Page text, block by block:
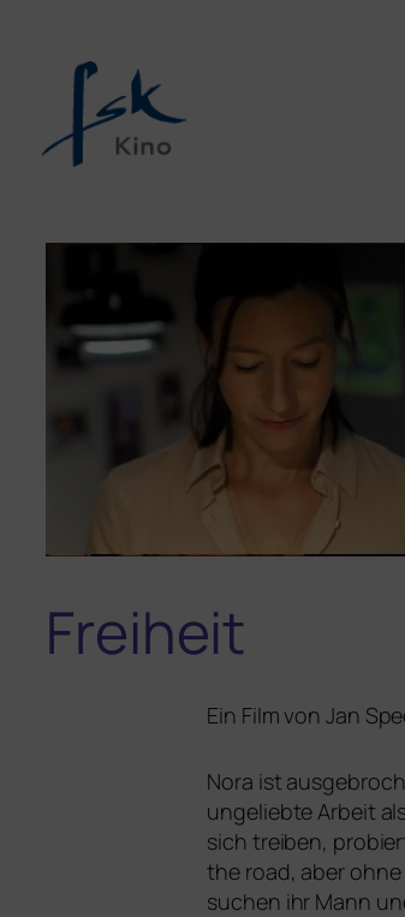
Freiheit
Ein Film von Jan
Nora ist
unge­lieb­te Arbeit
sich trei­ben,
the road, aber
su­chen ihr Mann